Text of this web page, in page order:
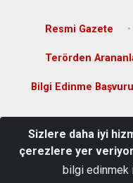
Resmi Gazete
Terörden
Bilgi Edinme Başvuru
Ereğli - KONYA
Sizlere daha iyi
çerezlere yer
bilgi edinmek